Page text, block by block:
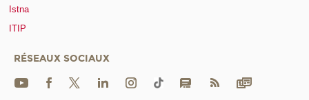
Istna
ITIP
RÉSEAUX SOCIAUX